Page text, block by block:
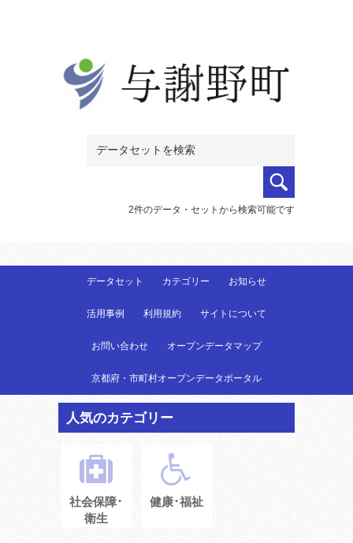
2件のデータ・セットから検索可能です
データセット カテゴリー お知らせ
活用事例 利用規約 サイトについて
お問い合わせ オープンデータマップ
京都府・市町村オープンデータポータル
人気のカテゴリー
社会保障･
衛生
健康･福祉